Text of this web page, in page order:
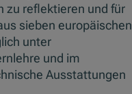
zu reflektieren und für
sieben europäischen
unter
und im
Ausstattungen